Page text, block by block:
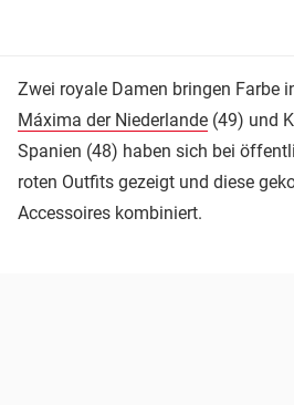
Zwei royale Damen bringen Farbe
Máxima der Niederlande (49) und
Spanien (48) haben sich bei
roten Outfits gezeigt und diese
Accessoires kombiniert.